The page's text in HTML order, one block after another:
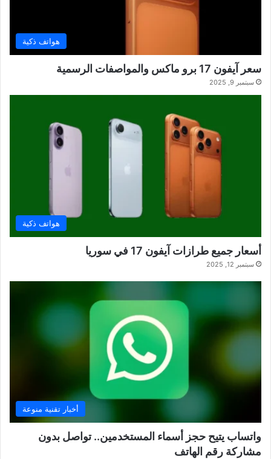
هواتف ذكية
سعر آيفون 17 برو ماكس والمواصفات الرسمية
سبتمبر 9, 2025
هواتف ذكية
أسعار جميع طرازات آيفون 17 في سوريا
سبتمبر 12, 2025
أخبار تقنية منوعة
واتساب يتيح حجز أسماء المستخدمين.. تواصل بدون
مشاركة رقم الهاتف